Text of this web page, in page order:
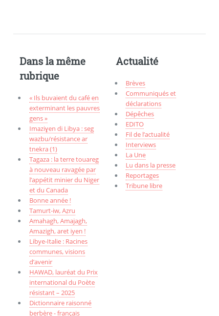
Dans la même
rubrique
« Ils buvaient du café en
exterminant les pauvres
gens »
Imaziɣen di Libya : seg
wazbu/résistance ar
tnekra (1)
Tagaza : la terre touareg
à nouveau ravagée par
l’appétit minier du Niger
et du Canada
Bonne année !
Tamurt-iw, Aẓru
Amahagh, Amajagh,
Amazigh, aret iyen !
Libye-Italie : Racines
communes, visions
d’avenir
HAWAD, lauréat du Prix
international du Poète
résistant – 2025
Dictionnaire raisonné
berbère - français
Actualité
Brèves
Communiqués et
déclarations
Dépêches
EDITO
Fil de l’actualité
Interviews
La Une
Lu dans la presse
Reportages
Tribune libre